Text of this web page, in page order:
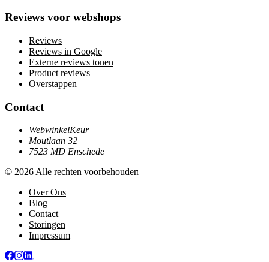
Reviews voor webshops
Reviews
Reviews in Google
Externe reviews tonen
Product reviews
Overstappen
Contact
WebwinkelKeur
Moutlaan 32
7523 MD Enschede
© 2026 Alle rechten voorbehouden
Over Ons
Blog
Contact
Storingen
Impressum